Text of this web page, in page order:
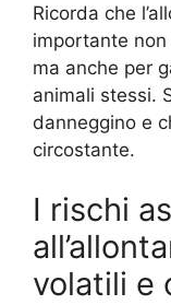
Ricorda che
importante
ma anche per
animali stessi.
danneggino e
circostante.
I rischi
volatili e